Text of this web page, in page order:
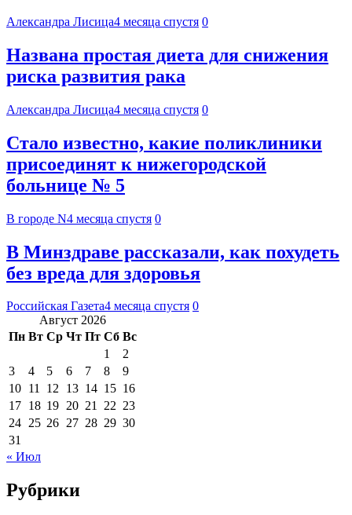
Александра Лисица4 месяца спустя 0
Названа простая диета для снижения
риска развития рака
Александра Лисица4 месяца спустя 0
Стало известно, какие поликлиники
присоединят к нижегородской
больнице № 5
В городе N4 месяца спустя 0
В Минздраве рассказали, как похудеть
без вреда для здоровья
Российская Газета4 месяца спустя 0
Август 2026
Пн Вт Ср Чт Пт Сб Вс
1
2
3
4 5 6 7 8
9
10 11 12 13 14 15 16
17 18 19 20 21 22 23
24 25 26 27 28 29 30
31
« Июл
Рубрики